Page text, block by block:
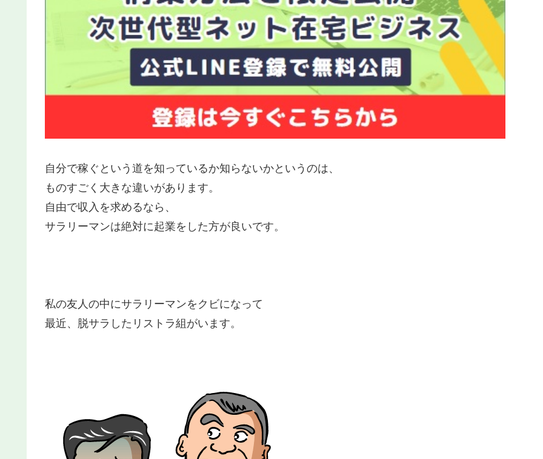
自分で稼ぐという道を知っているか知らないかというのは、
ものすごく大きな違いがあります。
自由で収入を求めるなら、
サラリーマンは絶対に起業をした方が良いです。
私の友人の中にサラリーマンをクビになって
最近、脱サラしたリストラ組がいます。